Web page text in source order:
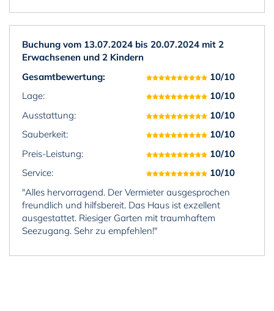
Buchung vom 13.07.2024 bis 20.07.2024 mit 2
Erwachsenen und 2 Kindern
Gesamtbewertung:
10/10
Lage:
10/10
Ausstattung:
10/10
Sauberkeit:
10/10
Preis-Leistung:
10/10
Service:
10/10
"Alles hervorragend. Der Vermieter ausgesprochen
freundlich und hilfsbereit. Das Haus ist exzellent
ausgestattet. Riesiger Garten mit traumhaftem
Seezugang. Sehr zu empfehlen!"